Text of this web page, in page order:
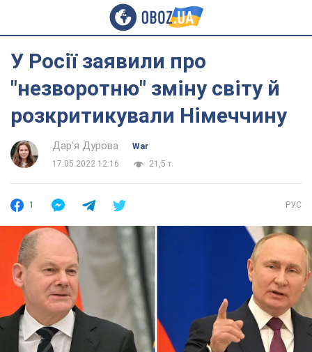
У Росії заявили про
"незворотню" зміну світу й
розкритикували Німеччину
Дар'я Дурова
War
17.05.2022 12:16
21,5 т.
1 РУС